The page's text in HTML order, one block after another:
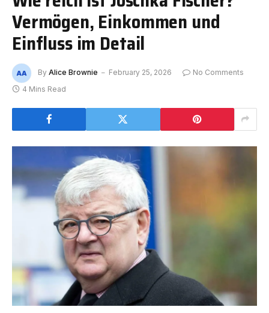
Vermögen, Einkommen und
Einfluss im Detail
By Alice Brownie February 25, 2026
No Comments
4 Mins Read